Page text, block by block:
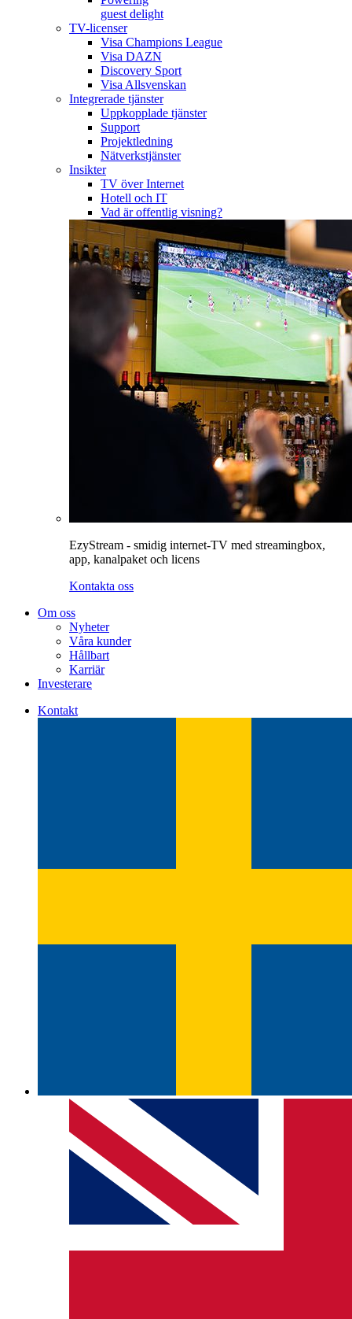
guest delight
TV-licenser
Visa Champions League
Visa DAZN
Discovery Sport
Visa Allsvenskan
Integrerade tjänster
Uppkopplade tjänster
Support
Projektledning
Nätverkstjänster
Insikter
TV över Internet
Hotell och IT
Vad är offentlig visning?
EzyStream - smidig internet-TV med streamingbox,
app, kanalpaket och licens
Kontakta oss
Om oss
Nyheter
Våra kunder
Hållbart
Karriär
Investerare
Kontakt